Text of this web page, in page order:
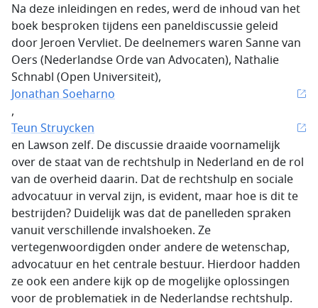
Na deze inleidingen en redes, werd de inhoud van het
boek besproken tijdens een paneldiscussie geleid
door Jeroen Vervliet. De deelnemers waren Sanne van
Oers (Nederlandse Orde van Advocaten), Nathalie
Schnabl (Open Universiteit),
Jonathan Soeharno
,
Teun Struycken
en Lawson zelf. De discussie draaide voornamelijk
over de staat van de rechtshulp in Nederland en de rol
van de overheid daarin. Dat de rechtshulp en sociale
advocatuur in verval zijn, is evident, maar hoe is dit te
bestrijden? Duidelijk was dat de panelleden spraken
vanuit verschillende invalshoeken. Ze
vertegenwoordigden onder andere de wetenschap,
advocatuur en het centrale bestuur. Hierdoor hadden
ze ook een andere kijk op de mogelijke oplossingen
voor de problematiek in de Nederlandse rechtshulp.